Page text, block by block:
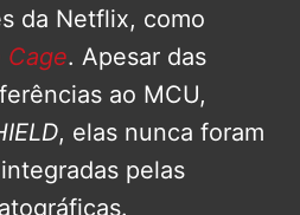
da Netflix, como
Cage. Apesar das
ao MCU,
, elas nunca foram
pelas